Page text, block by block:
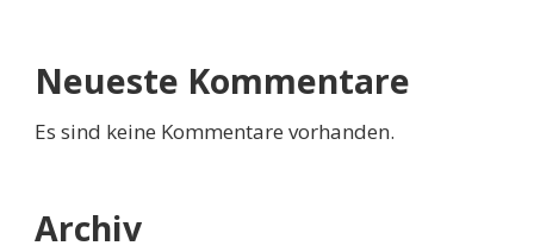
Neueste Kommentare
Es sind keine Kommentare vorhanden.
Archiv